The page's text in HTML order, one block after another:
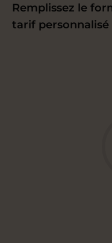
Nous
Remplissez le
tarif personnalisé